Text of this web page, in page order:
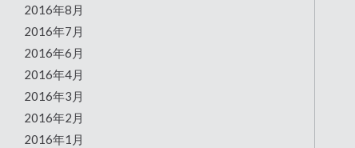
2016年8月
2016年7月
2016年6月
2016年4月
2016年3月
2016年2月
2016年1月